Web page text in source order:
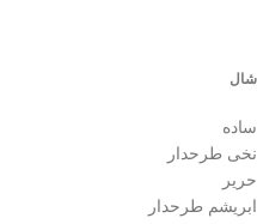
شال
ساده
نخی طرحدار
حریر
ابریشم طرحدار